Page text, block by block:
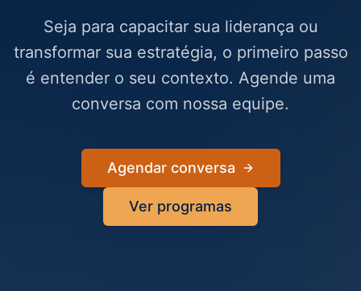
Seja para capacitar sua liderança ou
transformar sua estratégia, o primeiro passo
é entender o seu contexto. Agende uma
conversa com nossa equipe.
Agendar conversa
Ver programas